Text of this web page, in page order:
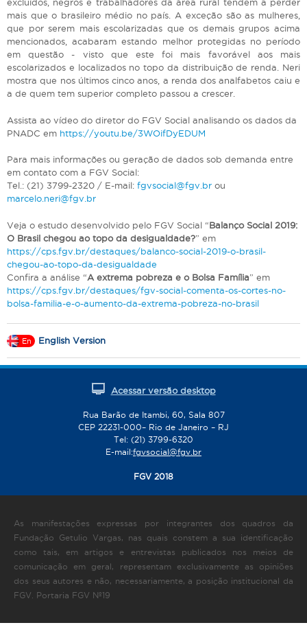
excluídos, negros e trabalhadores da área rural tendem a perder
mais que o brasileiro médio no país. A exceção são as mulheres,
que por serem mais escolarizadas que os demais grupos acima
mencionados, acabaram estando melhor protegidas no período
em questão - visto que este foi mais favorável aos mais
escolarizados e localizados no topo da distribuição de renda. Neri
mostra que nos últimos cinco anos, a renda dos analfabetos caiu e
a de quem tem superior completo passou a crescer.
Assista ao vídeo do diretor do FGV Social analisando os dados da
PNADC em https://youtu.be/3WOifDyEDUM
Para mais informações ou geração de dados sob demanda entre
em contato com a FGV Social:
Tel.: (21) 3799-2320 / E-mail: fgvsocial@fgv.br ou
marcelo.neri@fgv.br
Veja o estudo desenvolvido pelo FGV Social “Balanço Social 2019:
O Brasil chegou ao topo da desigualdade?” em
https://cps.fgv.br/destaques/balanco-social-2019-o-brasil-
chegou-ao-topo-da-desigualdade
Confira a análise “A extrema pobreza e o Bolsa Família” em
https://cps.fgv.br/destaques/fgv-social-comenta-os-cortes-no-
bolsa-familia-e-o-aumento-da-extrema-pobreza-no-brasil
En English Version
Acessar versão desktop
Rua Barão de Itambi, 60, Sala 807
CEP 22231-000– Rio de Janeiro – RJ
Tel: (21) 3799-6320
E-mail:fgvsocial@fgv.br
FGV 2018
As manifestações expressas por integrantes dos quadros da
Fundação Getulio Vargas, nas quais constem a sua identificação
como tais, em artigos e entrevistas publicados nos meios de
comunicação em geral, representam exclusivamente as opiniões
dos seus autores e não, necessariamente, a posição institucional da
FGV. Portaria FGV Nº19